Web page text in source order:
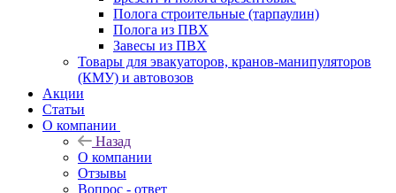
Полога строительные (тарпаулин)
Полога из ПВХ
Завесы из ПВХ
Товары для эвакуаторов, кранов-манипуляторов
(КМУ) и автовозов
Акции
Статьи
О компании
Назад
О компании
Отзывы
Вопрос - ответ